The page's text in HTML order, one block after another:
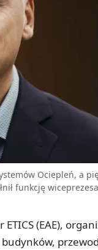
Ociepleń, a
funkcję
(EAE),